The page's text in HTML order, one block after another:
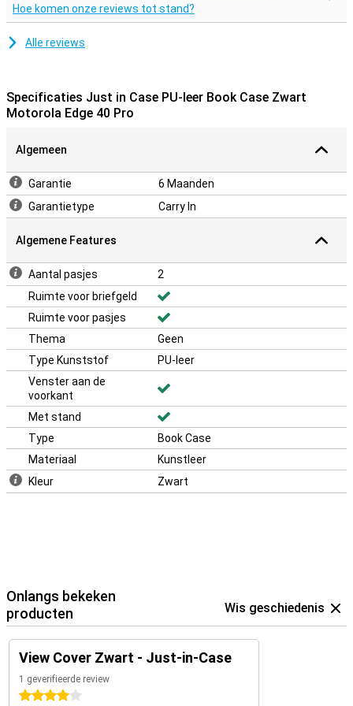
Hoe komen onze reviews tot stand?
Alle reviews
Specificaties Just in Case PU-leer Book Case Zwart
Motorola Edge 40 Pro
Algemeen
Garantie
6 Maanden
Garantietype
Carry In
Algemene Features
Aantal pasjes
2
Ruimte voor briefgeld
Ruimte voor pasjes
Thema
Geen
Type Kunststof
PU-leer
Venster aan de
voorkant
Met stand
Type
Book Case
Materiaal
Kunstleer
Kleur
Zwart
Onlangs bekeken
producten
Wis geschiedenis
View Cover Zwart - Just-in-Case
1 geverifieerde review
4 sterren